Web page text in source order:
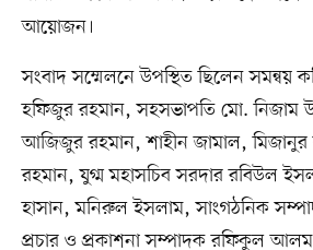
আয়োজন।
সংবাদ সম্মেলনে উপস্থিত ছিলেন সমন্বয়
হফিজুর রহমান, সহসভাপতি মো. নিজাম
আজিজুর রহমান, শাহীন জামাল,
রহমান, যুগ্ম মহাসচিব সরদার রবিউল
হাসান, মনিরুল ইসলাম, সাংগঠনিক
প্রচার ও প্রকাশনা সম্পাদক রফিকুল